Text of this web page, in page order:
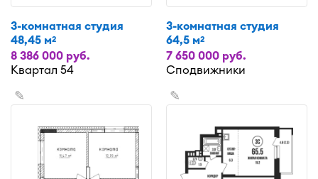
3-комнатная студия
48,45 м2
8 386 000 руб.
Квартал 54
3-комнатная студия
64,5 м2
7 650 000 руб.
Сподвижники
✎ ✎